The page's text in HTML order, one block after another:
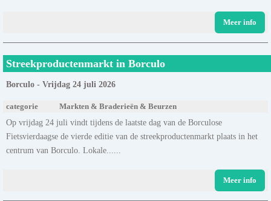
Meer info
Streekproductenmarkt in Borculo
Borculo - Vrijdag 24 juli 2026
categorie Markten & Braderieën & Beurzen
Op vrijdag 24 juli vindt tijdens de laatste dag van de Borculose
Fietsvierdaagse de vierde editie van de streekproductenmarkt plaats in het
centrum van Borculo. Lokale......
Meer info